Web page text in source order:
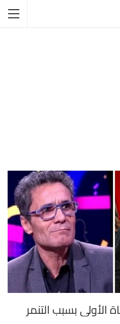
بسبب التنمر